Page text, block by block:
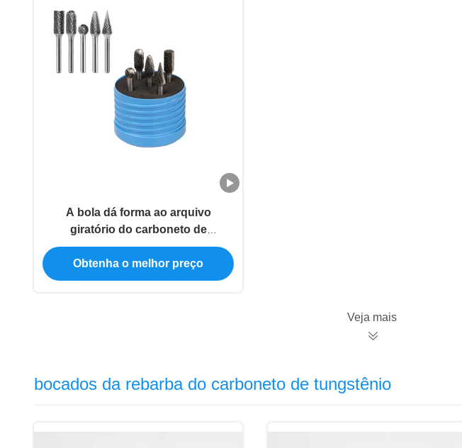
A bola dá forma ao arquivo
giratório do carboneto de
tungstênio da pata YG8 de 6MM
Obtenha o melhor preço
Veja mais
bocados da rebarba do carboneto de tungstênio